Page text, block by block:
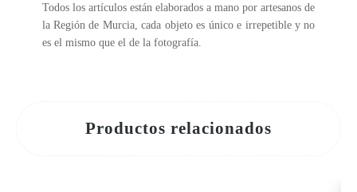
Todos los artículos están elaborados a mano por artesanos de
la Región de Murcia, cada objeto es único e irrepetible y no
es el mismo que el de la fotografía.
Productos relacionados